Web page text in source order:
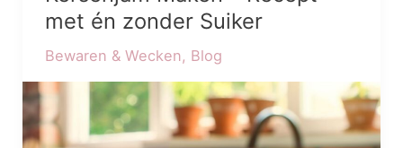
met én zonder Suiker
Bewaren & Wecken, Blog
Maken
Recept
met
én
zonder